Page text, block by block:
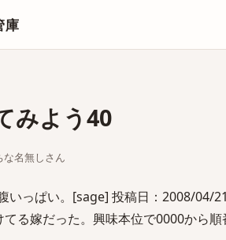
庫
みよう40
名無しさん
いっぱい。[sage] 投稿日：2008/04/
る嫁だった。興味本位で0000から